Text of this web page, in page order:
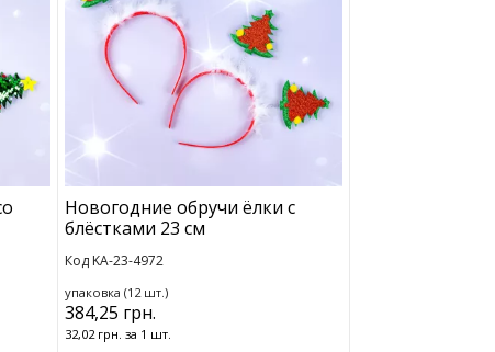
Новогодние обручи ёлки с
блёстками 23 см
Код KA-23-4972
упаковка (12 шт.)
384,25 грн.
32,02 грн. за 1 шт.